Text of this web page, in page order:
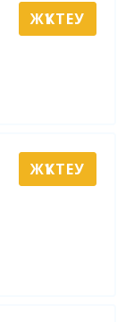
ЖҮКТЕУ
ЖҮКТЕУ